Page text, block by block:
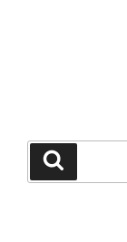
חיפוש